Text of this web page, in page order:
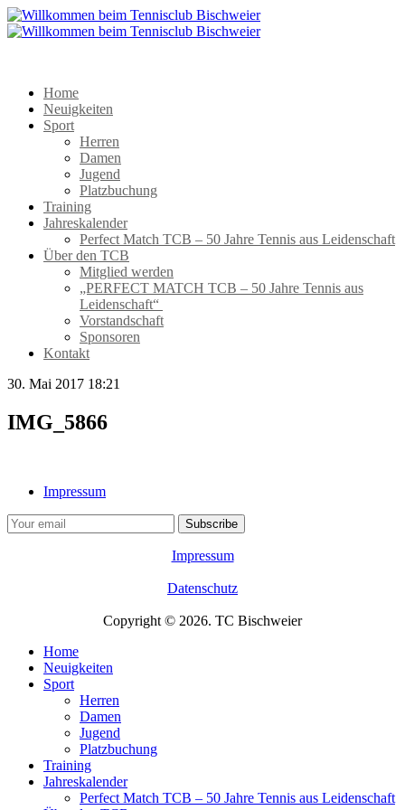
Home
Neuigkeiten
Sport
Herren
Damen
Jugend
Platzbuchung
Training
Jahreskalender
Perfect Match TCB – 50 Jahre Tennis aus Leidenschaft
Über den TCB
Mitglied werden
„PERFECT MATCH TCB – 50 Jahre Tennis aus
Leidenschaft“
Vorstandschaft
Sponsoren
Kontakt
30. Mai 2017 18:21
IMG_5866
Impressum
Impressum
Datenschutz
Copyright © 2026. TC Bischweier
Home
Neuigkeiten
Sport
Herren
Damen
Jugend
Platzbuchung
Training
Jahreskalender
Perfect Match TCB – 50 Jahre Tennis aus Leidenschaft